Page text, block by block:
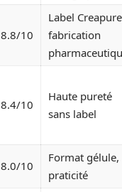
8.8/10
Label
fabrication
8.4/10
Haute pureté
sans label
8.0/10
Format gélule,
praticité